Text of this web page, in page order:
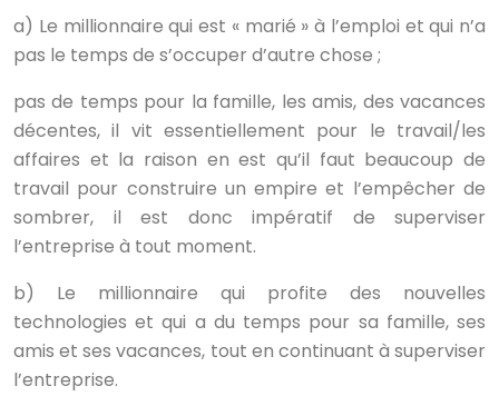
a) Le millionnaire qui est « marié » à l’emploi et qui n’a
pas le temps de s’occuper d’autre chose ;
pas de temps pour la famille, les amis, des vacances
décentes, il vit essentiellement pour le travail/les
affaires et la raison en est qu’il faut beaucoup de
travail pour construire un empire et l’empêcher de
sombrer, il est donc impératif de superviser
l’entreprise à tout moment.
b) Le millionnaire qui profite des nouvelles
technologies et qui a du temps pour sa famille, ses
amis et ses vacances, tout en continuant à superviser
l’entreprise.